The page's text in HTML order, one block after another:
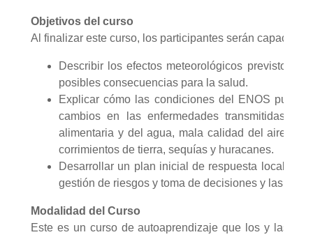
Objetivos del curso
Al finalizar este curso, los participantes serán capaces
Describir los efectos meteorológicos previstos
posibles consecuencias para la salud.
Explicar cómo las condiciones del ENOS
cambios en las enfermedades transmitidas
alimentaria y del agua, mala calidad del aire y
corrimientos de tierra, sequías y huracanes.
Desarrollar un plan inicial de respuesta local/
gestión de riesgos y toma de decisiones y las
Modalidad del Curso
Este es un curso de autoaprendizaje que los y las